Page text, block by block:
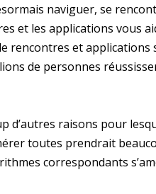
naviguer, se
et les applications vous
rencontres et
de personnes
d’autres raisons pour
toutes prendrait
correspondants